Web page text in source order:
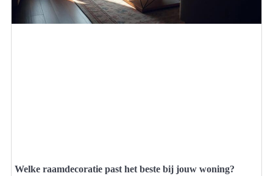
Welke raamdecoratie past het beste bij jouw woning?